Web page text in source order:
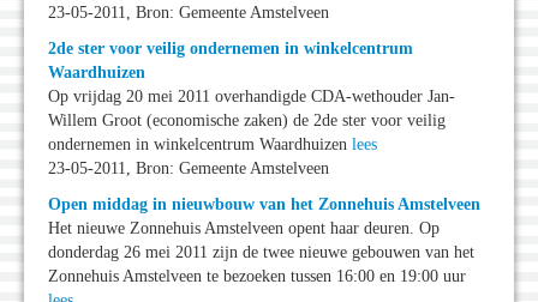
23-05-2011, Bron: Gemeente Amstelveen
2de ster voor veilig ondernemen in winkelcentrum
Waardhuizen
Op vrijdag 20 mei 2011 overhandigde CDA-wethouder Jan-
Willem Groot (economische zaken) de 2de ster voor veilig
ondernemen in winkelcentrum Waardhuizen lees
23-05-2011, Bron: Gemeente Amstelveen
Open middag in nieuwbouw van het Zonnehuis Amstelveen
Het nieuwe Zonnehuis Amstelveen opent haar deuren. Op
donderdag 26 mei 2011 zijn de twee nieuwe gebouwen van het
Zonnehuis Amstelveen te bezoeken tussen 16:00 en 19:00 uur